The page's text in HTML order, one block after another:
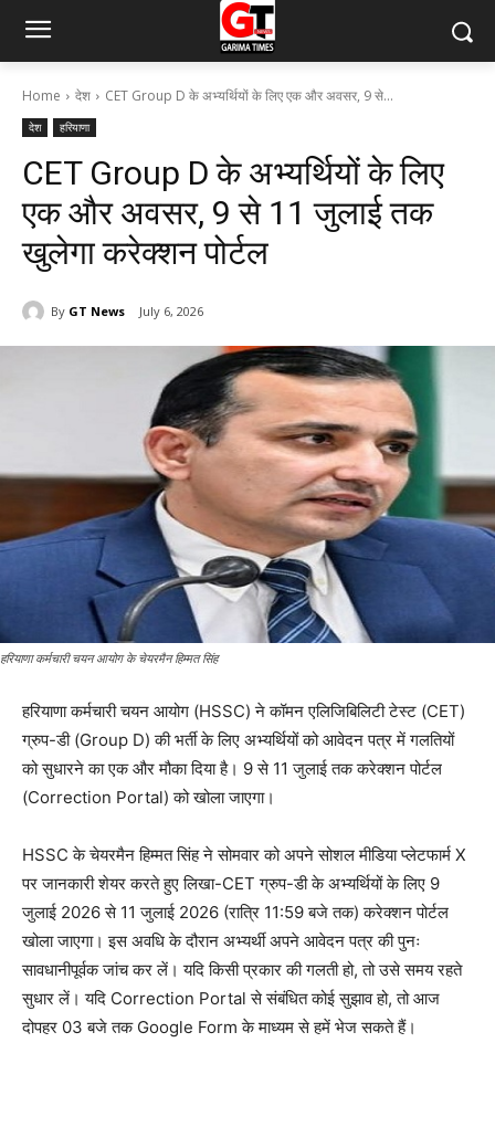
Home देश CET Group D के अभ्यर्थियों के लिए एक और अवसर, 9 से...
देश हरियाणा
CET Group D के अभ्यर्थियों के लिए
एक और अवसर, 9 से 11 जुलाई तक
खुलेगा करेक्शन पोर्टल
By GT News July 6, 2026
हरियाणा कर्मचारी चयन आयोग के चेयरमैन हिम्मत सिंह
हरियाणा कर्मचारी चयन आयोग (HSSC) ने कॉमन एलिजिबिलिटी टेस्ट (CET)
ग्रुप-डी (Group D) की भर्ती के लिए अभ्यर्थियों को आवेदन पत्र में गलतियों
को सुधारने का एक और मौका दिया है। 9 से 11 जुलाई तक करेक्शन पोर्टल
(Correction Portal) को खोला जाएगा।
HSSC के चेयरमैन हिम्मत सिंह ने सोमवार को अपने सोशल मीडिया प्लेटफार्म X
पर जानकारी शेयर करते हुए लिखा-CET ग्रुप-डी के अभ्यर्थियों के लिए 9
जुलाई 2026 से 11 जुलाई 2026 (रात्रि 11:59 बजे तक) करेक्शन पोर्टल
खोला जाएगा। इस अवधि के दौरान अभ्यर्थी अपने आवेदन पत्र की पुनः
सावधानीपूर्वक जांच कर लें। यदि किसी प्रकार की गलती हो, तो उसे समय रहते
सुधार लें। यदि Correction Portal से संबंधित कोई सुझाव हो, तो आज
दोपहर 03 बजे तक Google Form के माध्यम से हमें भेज सकते हैं।